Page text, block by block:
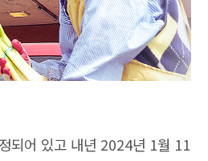
되어 있고 내년 2024년 1월 11